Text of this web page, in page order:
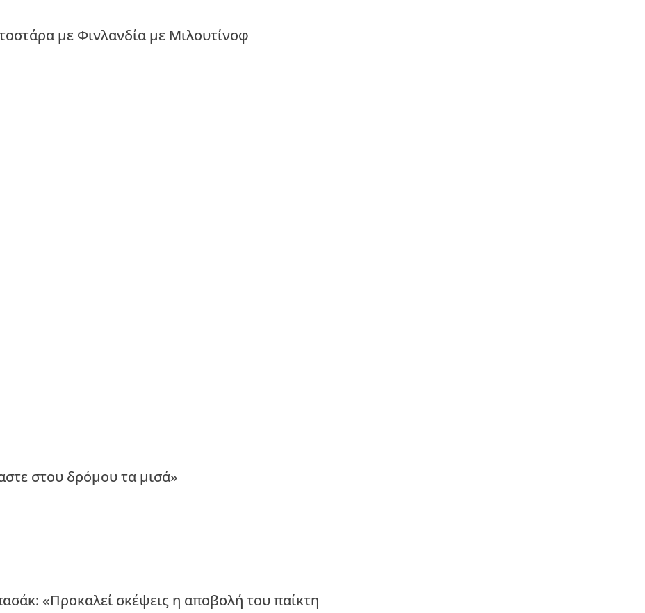
με Φινλανδία με Μιλουτίνοφ
στου δρόμου τα μισά»
«Προκαλεί σκέψεις η αποβολή του παίκτη